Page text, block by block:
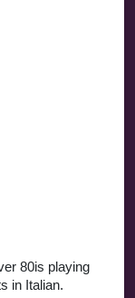
80is playing
in Italian.